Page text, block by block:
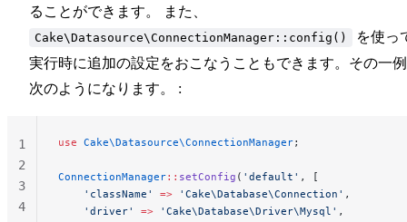
ることができます。 また、
Cake\Datasource\ConnectionManager::config()
を使っ
実行時に追加の設定をおこなうこともできます。その一
次のようになります。 :
use Cake\Datasource\ConnectionManager;
ConnectionManager:: setConfig ( 'default' , [
    'className'
=> 'Cake\Database\Connection' ,
    'driver'
=> 'Cake\Database\Driver\Mysql' ,
1
2
3
4